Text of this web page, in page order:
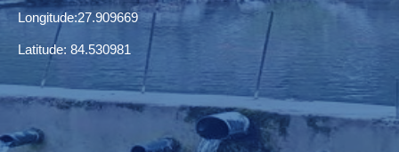
Longitude:27.909669
Latitude: 84.530981